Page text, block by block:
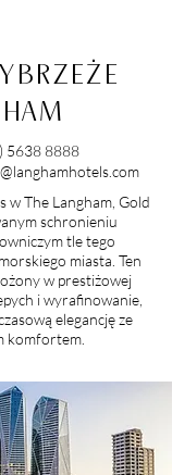
5638 8888
w The Langham, Gold
schronieniu
tle tego
miasta. Ten
w prestiżowej
i wyrafinowanie,
elegancję ze
komfortem.